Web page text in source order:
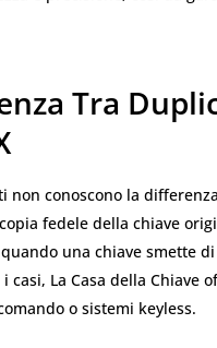
Tra
non conoscono la
fedele della chiave
una chiave smette
casi, La Casa della Chiave
o sistemi keyless.